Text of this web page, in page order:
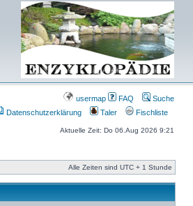
usermap FAQ
Suche
Datenschutzerklärung Taler Fischliste
Aktuelle Zeit: Do 06.Aug 2026 9:21
Alle Zeiten sind UTC + 1 Stunde